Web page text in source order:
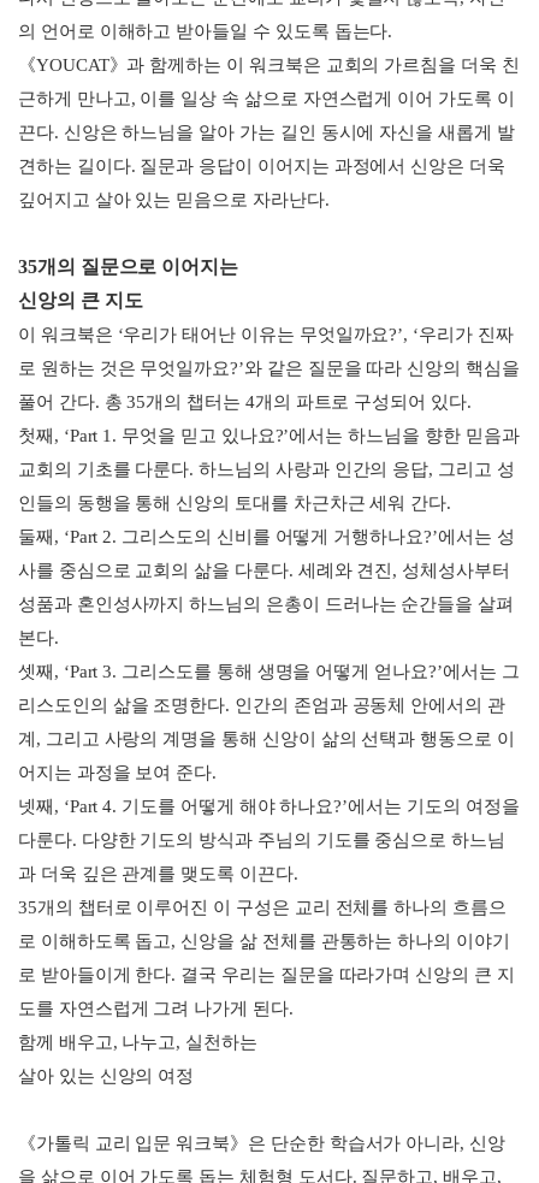
의 언어로 이해하고 받아들일 수 있도록 돕는다.
《YOUCAT》과 함께하는 이 워크북은 교회의 가르침을 더욱 친
근하게 만나고, 이를 일상 속 삶으로 자연스럽게 이어 가도록 이
끈다. 신앙은 하느님을 알아 가는 길인 동시에 자신을 새롭게 발
견하는 길이다. 질문과 응답이 이어지는 과정에서 신앙은 더욱
깊어지고 살아 있는 믿음으로 자라난다.
35개의 질문으로 이어지는
신앙의 큰 지도
이 워크북은 ‘우리가 태어난 이유는 무엇일까요?’, ‘우리가 진짜
로 원하는 것은 무엇일까요?’와 같은 질문을 따라 신앙의 핵심을
풀어 간다. 총 35개의 챕터는 4개의 파트로 구성되어 있다.
첫째, ‘Part 1. 무엇을 믿고 있나요?’에서는 하느님을 향한 믿음과
교회의 기초를 다룬다. 하느님의 사랑과 인간의 응답, 그리고 성
인들의 동행을 통해 신앙의 토대를 차근차근 세워 간다.
둘째, ‘Part 2. 그리스도의 신비를 어떻게 거행하나요?’에서는 성
사를 중심으로 교회의 삶을 다룬다. 세례와 견진, 성체성사부터
성품과 혼인성사까지 하느님의 은총이 드러나는 순간들을 살펴
본다.
셋째, ‘Part 3. 그리스도를 통해 생명을 어떻게 얻나요?’에서는 그
리스도인의 삶을 조명한다. 인간의 존엄과 공동체 안에서의 관
계, 그리고 사랑의 계명을 통해 신앙이 삶의 선택과 행동으로 이
어지는 과정을 보여 준다.
넷째, ‘Part 4. 기도를 어떻게 해야 하나요?’에서는 기도의 여정을
다룬다. 다양한 기도의 방식과 주님의 기도를 중심으로 하느님
과 더욱 깊은 관계를 맺도록 이끈다.
35개의 챕터로 이루어진 이 구성은 교리 전체를 하나의 흐름으
로 이해하도록 돕고, 신앙을 삶 전체를 관통하는 하나의 이야기
로 받아들이게 한다. 결국 우리는 질문을 따라가며 신앙의 큰 지
도를 자연스럽게 그려 나가게 된다.
함께 배우고, 나누고, 실천하는
살아 있는 신앙의 여정
《가톨릭 교리 입문 워크북》은 단순한 학습서가 아니라, 신앙
을 삶으로 이어 가도록 돕는 체험형 도서다. 질문하고, 배우고,